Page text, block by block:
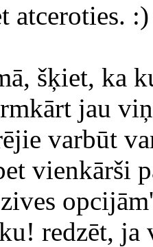
atceroties. :)
šķiet, ka
jau
varbūt
vienkārši
redzēt, ja